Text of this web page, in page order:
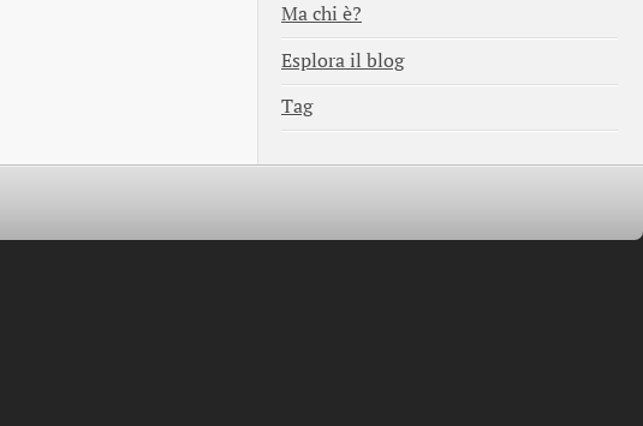
Ma chi è?
Esplora il blog
Tag